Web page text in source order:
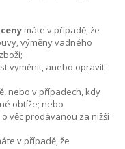
máte v případě, že
výměny vadného
vyměnit, anebo opravit
nebo v případech, kdy
obtíže; nebo
věc prodávanou za nižší
v případě, že